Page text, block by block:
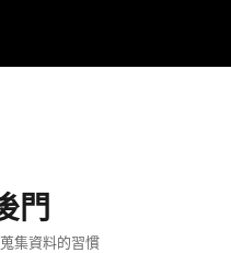
門
集資料的習慣